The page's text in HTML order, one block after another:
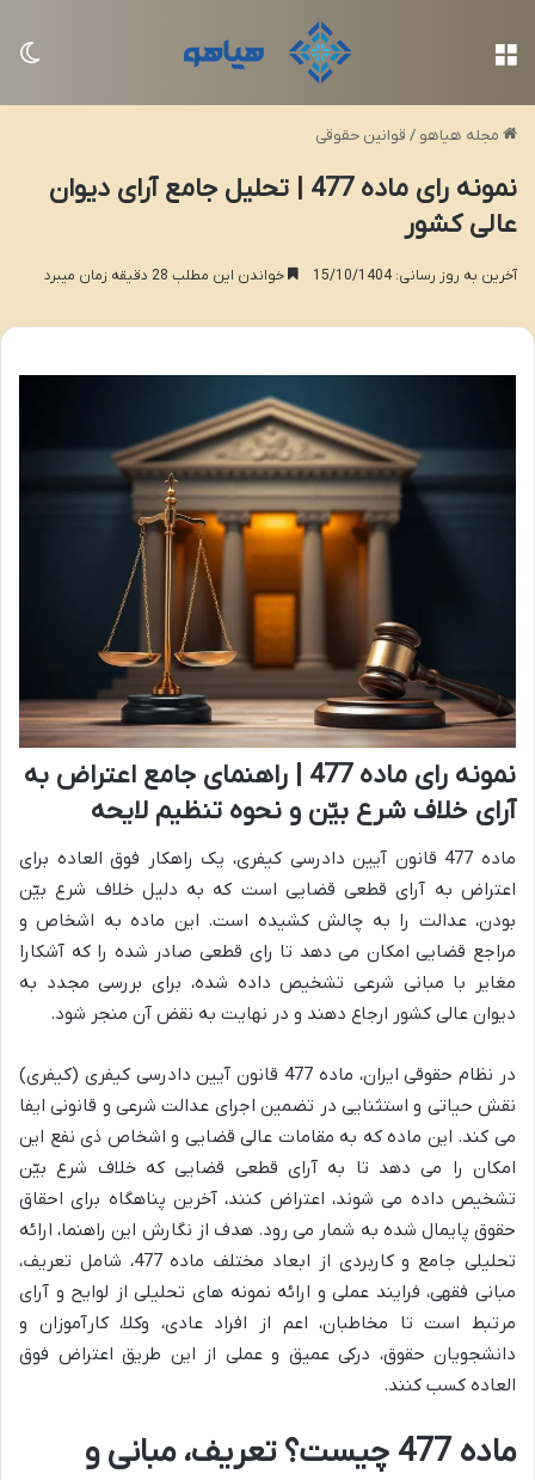
مجله هیاهو / قوانین حقوقی
نمونه رای ماده 477 | تحلیل جامع آرای دیوان
عالی کشور
آخرین به روز رسانی: 15/10/1404 خواندن این مطلب 28 دقیقه زمان میبرد
نمونه رای ماده 477 | راهنمای جامع اعتراض به
آرای خلاف شرع بیّن و نحوه تنظیم لایحه
ماده 477 قانون آیین دادرسی کیفری، یک راهکار فوق العاده برای
اعتراض به آرای قطعی قضایی است که به دلیل خلاف شرع بیّن
بودن، عدالت را به چالش کشیده است. این ماده به اشخاص و
مراجع قضایی امکان می دهد تا رای قطعی صادر شده را که آشکارا
مغایر با مبانی شرعی تشخیص داده شده، برای بررسی مجدد به
دیوان عالی کشور ارجاع دهند و در نهایت به نقض آن منجر شود.
در نظام حقوقی ایران، ماده 477 قانون آیین دادرسی کیفری (کیفری)
نقش حیاتی و استثنایی در تضمین اجرای عدالت شرعی و قانونی ایفا
می کند. این ماده که به مقامات عالی قضایی و اشخاص ذی نفع این
امکان را می دهد تا به آرای قطعی قضایی که خلاف شرع بیّن
تشخیص داده می شوند، اعتراض کنند، آخرین پناهگاه برای احقاق
حقوق پایمال شده به شمار می رود. هدف از نگارش این راهنما، ارائه
تحلیلی جامع و کاربردی از ابعاد مختلف ماده 477، شامل تعریف،
مبانی فقهی، فرایند عملی و ارائه نمونه های تحلیلی از لوایح و آرای
مرتبط است تا مخاطبان، اعم از افراد عادی، وکلا، کارآموزان و
دانشجویان حقوق، درکی عمیق و عملی از این طریق اعتراض فوق
العاده کسب کنند.
ماده 477 چیست؟ تعریف، مبانی و